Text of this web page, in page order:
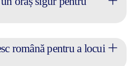
română pentru a locui